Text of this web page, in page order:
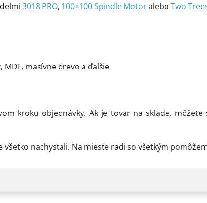
3018 PRO, 100×100 Spindle Motoralebo Two
MDF, masívne drevo a ďalšie
kroku objednávky. Ak je tovar na sklade, môžete
nachystali. Na mieste radi so všetkým